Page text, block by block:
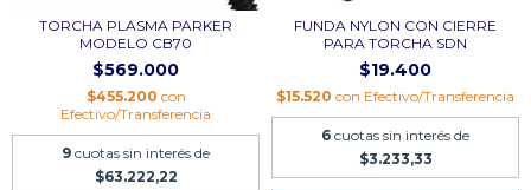
TORCHA PLASMA PARKER
MODELO CB70
$569.000
$455.200 con
Efectivo/Transferencia
9 cuotas sin interés de
$63.222,22
FUNDA NYLON CON CIERRE
PARA TORCHA SDN
$19.400
$15.520 con Efectivo/Transferencia
6 cuotas sin interés de
$3.233,33